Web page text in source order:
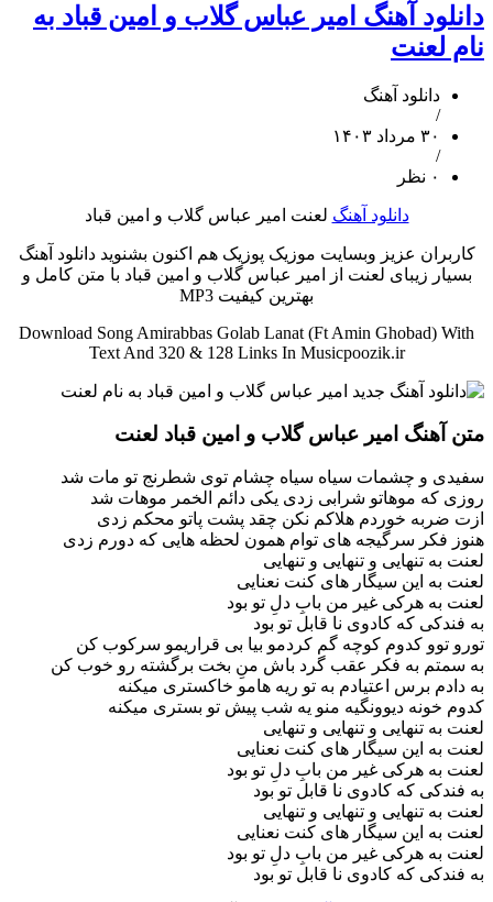
دانلود آهنگ امیر عباس گلاب و امین قباد به
نام لعنت
دانلود آهنگ
/
۳۰ مرداد ۱۴۰۳
/
۰ نظر
دانلود آهنگ لعنت امیر عباس گلاب و امین قباد
کاربران عزیز وبسایت موزیک پوزیک هم اکنون بشنوید دانلود آهنگ
بسیار زیبای لعنت از امیر عباس گلاب و امین قباد با متن کامل و
بهترین کیفیت MP3
Download Song Amirabbas Golab Lanat (Ft Amin Ghobad) With
Text And 320 & 128 Links In Musicpoozik.ir
متن آهنگ امیر عباس گلاب و امین قباد لعنت
سفیدی و چشمات سیاه سیاه چشام توی شطرنج تو مات شد
روزی که موهاتو شرابی زدی یکی دائم الخمر موهات شد
ازت ضربه خوردم هلاکم نکن چقد پشت پاتو محکم زدی
هنوز فکر سرگیجه های توام همون لحظه هایی که دورم زدی
لعنت به تنهایی و تنهایی و تنهایی
لعنت به این سیگار های کنت نعنایی
لعنت به هرکی غیر من بابِ دلِ تو بود
به فندکی که کادوی نا قابل تو بود
تورو توو کدوم کوچه گم کردمو بیا بی قراریمو سرکوب کن
به سمتم به فکر عقب گرد باش منِ بخت برگشته رو خوب کن
به دادم برس اعتیادم به تو ریه هامو خاکستری میکنه
کدوم خونه دیوونگیه منو یه شب پیش تو بستری میکنه
لعنت به تنهایی و تنهایی و تنهایی
لعنت به این سیگار های کنت نعنایی
لعنت به هرکی غیر من بابِ دلِ تو بود
به فندکی که کادوی نا قابل تو بود
لعنت به تنهایی و تنهایی و تنهایی
لعنت به این سیگار های کنت نعنایی
لعنت به هرکی غیر من بابِ دلِ تو بود
به فندکی که کادوی نا قابل تو بود